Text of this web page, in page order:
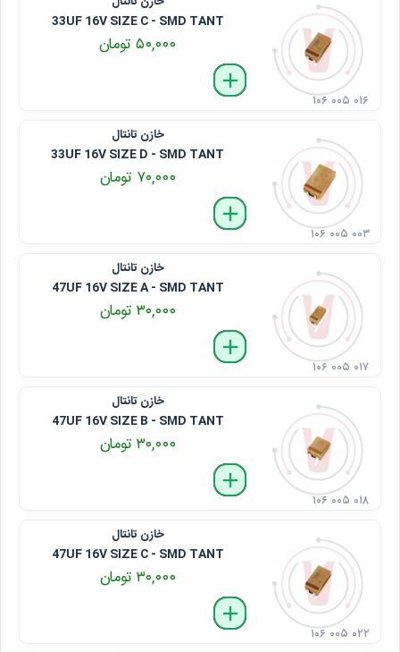
33UF 16V SIZE C - SMD TANT
۵۰,۰۰۰ تومان
delete
remove
add
۱۰۶ ۰۰۵ ۰۱۶
خازن تانتال
33UF 16V SIZE D - SMD TANT
۷۰,۰۰۰ تومان
delete
remove
add
۱۰۶ ۰۰۵ ۰۰۳
خازن تانتال
47UF 16V SIZE A - SMD TANT
۳۰,۰۰۰ تومان
delete
remove
add
۱۰۶ ۰۰۵ ۰۱۷
خازن تانتال
47UF 16V SIZE B - SMD TANT
۳۰,۰۰۰ تومان
delete
remove
add
۱۰۶ ۰۰۵ ۰۱۸
خازن تانتال
47UF 16V SIZE C - SMD TANT
۳۰,۰۰۰ تومان
delete
remove
add
۱۰۶ ۰۰۵ ۰۲۲